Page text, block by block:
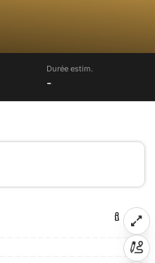
Durée estim.
-